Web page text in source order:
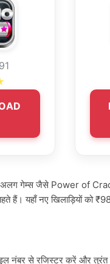
अलग गेम्स जैसे Power of
यहाँ नए खिलाड़ियों को ₹98
नंबर से रजिस्टर करें और तुरंत